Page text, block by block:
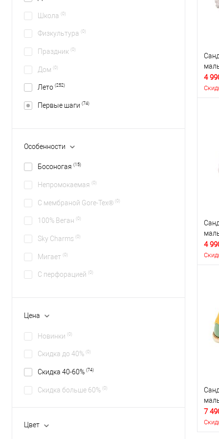
Школа (0)
Физкультура (0)
Праздник (0)
Дом (0)
Лето (252)
Первые шаги (74)
Особенности
Босоногая (15)
Непромокаемая (0)
С мембраной Gore-Tex® (0)
100% Веган (0)
Sky Charms (0)
Мигает (0)
С перфорацией (0)
Цена
Новинки (0)
Скидка до 40% (0)
Скидка 40-60% (74)
Скидка больше 60% (0)
Цвет
4
4
7